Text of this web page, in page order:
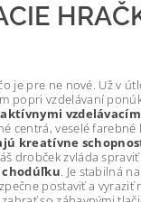
je pre ne nové. Už v
popri vzdelávaní
centrá, veselé farebné
kreatívne
drobček zvláda
chodúľku. Je stabilná
postaviť a vyraziť